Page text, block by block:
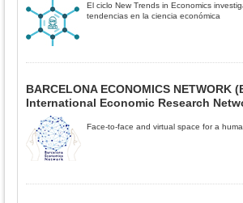
El ciclo New Trends in Economics
tendencias en la ciencia económica
BARCELONA ECONOMICS NETWORK
International Economic Research
Face-to-face and virtual space for a